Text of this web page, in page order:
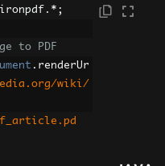
ironpdf .*;
to PDF
. renderUr
wiki/